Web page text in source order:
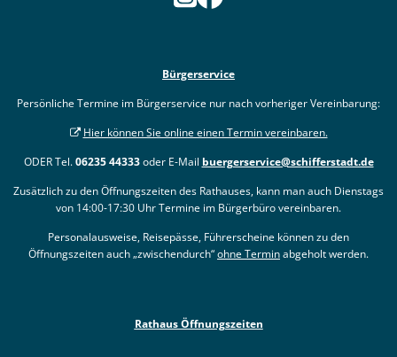
Bürgerservice
Persönliche Termine im Bürgerservice nur nach vorheriger Vereinbarung:
Hier können Sie online einen Termin vereinbaren.
ODER Tel.06235 44333oder E-Mail buergerservice@schifferstadt.de
Zusätzlich zu den Öffnungszeiten des Rathauses, kann man auch Dienstags
von 14:00-17:30 Uhr Termine im Bürgerbüro vereinbaren.
Personalausweise, Reisepässe, Führerscheine können zu den
Öffnungszeiten auch „zwischendurch“ohne Terminabgeholt werden.
Rathaus Öffnungszeiten